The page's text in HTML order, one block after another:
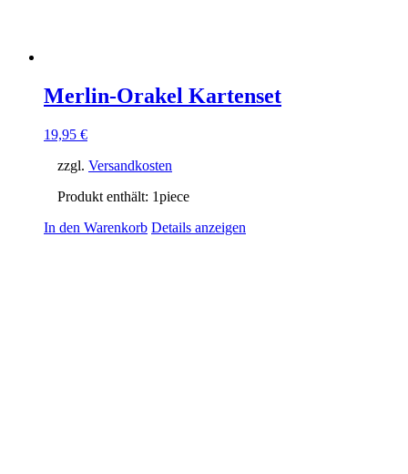
Merlin-Orakel Kartenset
19,95 €
zzgl. Versandkosten
Produkt enthält: 1piece
In den Warenkorb Details anzeigen